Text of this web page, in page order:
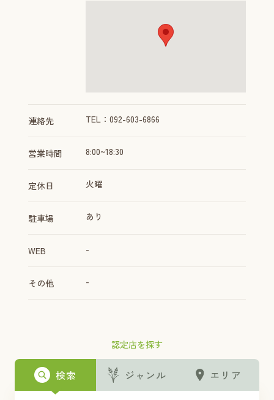
認定店を探す
検索 ジャンル エリア
連絡先 TEL：092-603-6866
営業時間 8:00~18:30
定休日 火曜
駐車場 あり
WEB -
その他 -